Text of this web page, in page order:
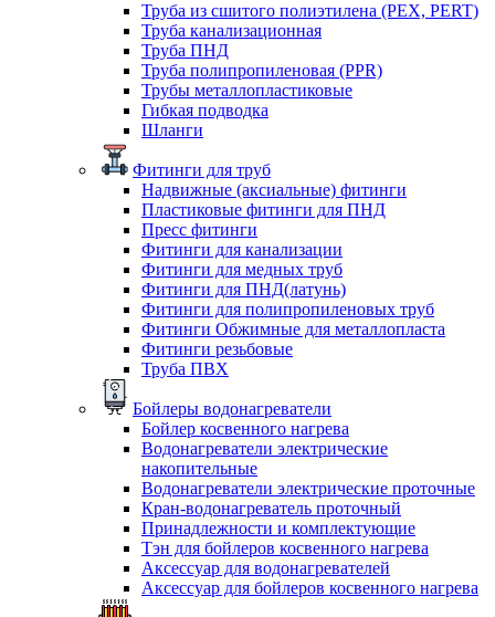
Труба из сшитого полиэтилена (PEX, PERT)
Труба канализационная
Труба ПНД
Труба полипропиленовая (PPR)
Трубы металлопластиковые
Гибкая подводка
Шланги
Фитинги для труб
Надвижные (аксиальные) фитинги
Пластиковые фитинги для ПНД
Пресс фитинги
Фитинги для канализации
Фитинги для медных труб
Фитинги для ПНД(латунь)
Фитинги для полипропиленовых труб
Фитинги Обжимные для металлопласта
Фитинги резьбовые
Труба ПВХ
Бойлеры водонагреватели
Бойлер косвенного нагрева
Водонагреватели электрические
накопительные
Водонагреватели электрические проточные
Кран-водонагреватель проточный
Принадлежности и комплектующие
Тэн для бойлеров косвенного нагрева
Аксессуар для водонагревателей
Аксессуар для бойлеров косвенного нагрева